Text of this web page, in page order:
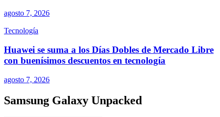
agosto 7, 2026
Tecnología
Huawei se suma a los Días Dobles de Mercado Libre
con buenísimos descuentos en tecnología
agosto 7, 2026
Samsung Galaxy Unpacked